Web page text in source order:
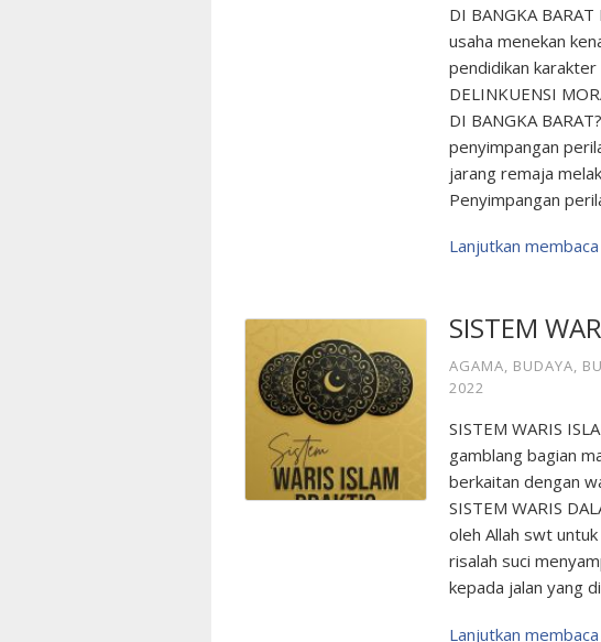
DI BANGKA
usaha menekan
pendidikan karakter
DELINKUENSI
DI BANGKA
penyimpangan
jarang remaja
Penyimpangan
Lanjutkan
SISTEM
AGAMA, BUDAYA,
2022
SISTEM WARIS
gamblang bagian
berkaitan dengan
SISTEM WARIS
oleh Allah swt
risalah suci
kepada jalan yang
Lanjutkan